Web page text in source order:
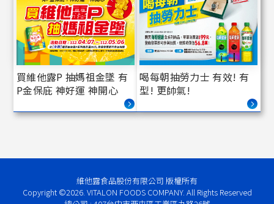
買維他露P 抽媽祖金墜 有
P金保庇 神好運 神開心
喝每朝抽勞力士 有效! 有
型! 更帥氣!
維他露食品股份有限公司 版權所有
Copyright ©2026. VITALON FOODS COMPANY. All Rights Reserved